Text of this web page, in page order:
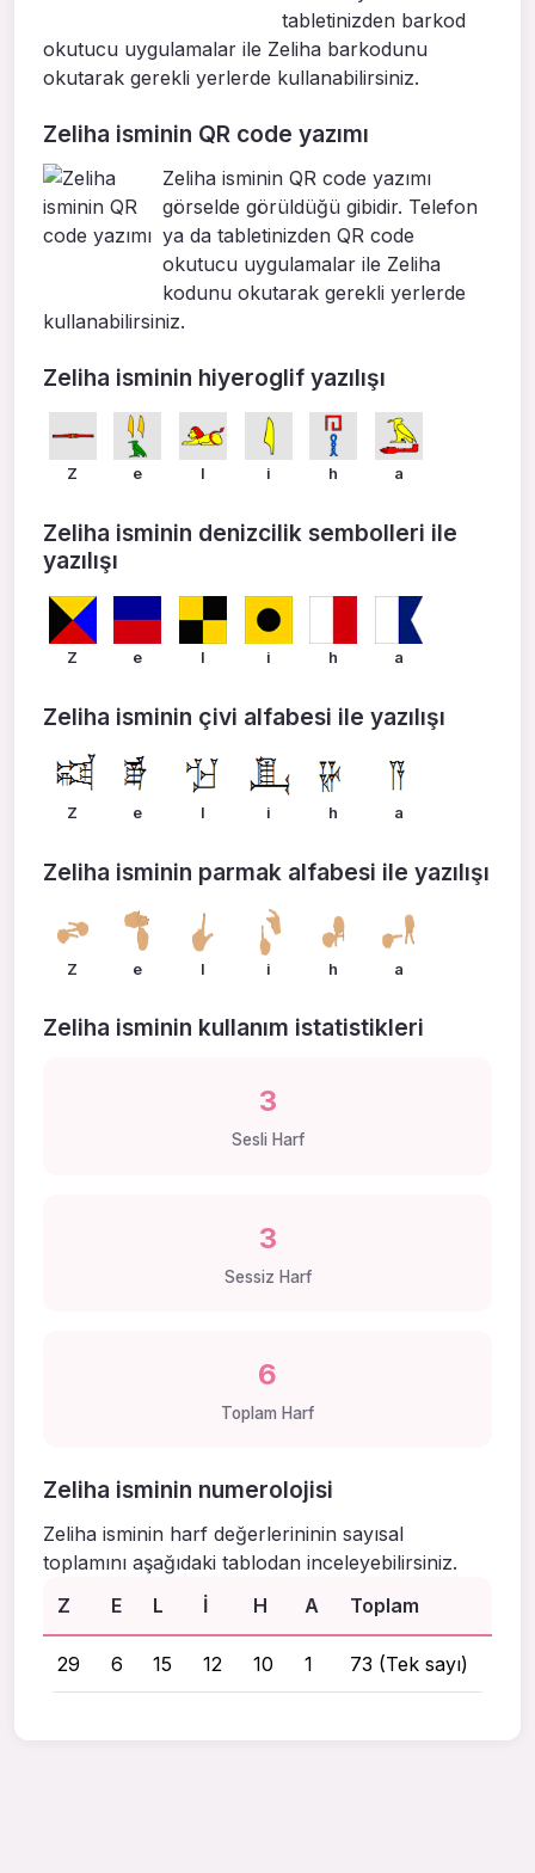
tabletinizden barkod
okutucu uygulamalar ile Zeliha barkodunu
okutarak gerekli yerlerde kullanabilirsiniz.
Zeliha isminin QR code yazımı
Zeliha isminin QR code yazımı
görselde görüldüğü gibidir. Telefon
ya da tabletinizden QR code
okutucu uygulamalar ile Zeliha
kodunu okutarak gerekli yerlerde
kullanabilirsiniz.
Zeliha isminin hiyeroglif yazılışı
Z e l i h a
Zeliha isminin denizcilik sembolleri ile
yazılışı
Z e l i h a
Zeliha isminin çivi alfabesi ile yazılışı
Z e l i h a
Zeliha isminin parmak alfabesi ile yazılışı
Z e l i h a
Zeliha isminin kullanım istatistikleri
3
Sesli Harf
3
Sessiz Harf
6
Toplam Harf
Zeliha isminin numerolojisi
Zeliha isminin harf değerlerininin sayısal
toplamını aşağıdaki tablodan inceleyebilirsiniz.
Z
E L I H A Toplam
29 6 15 12 10 1 73 (Tek sayı)